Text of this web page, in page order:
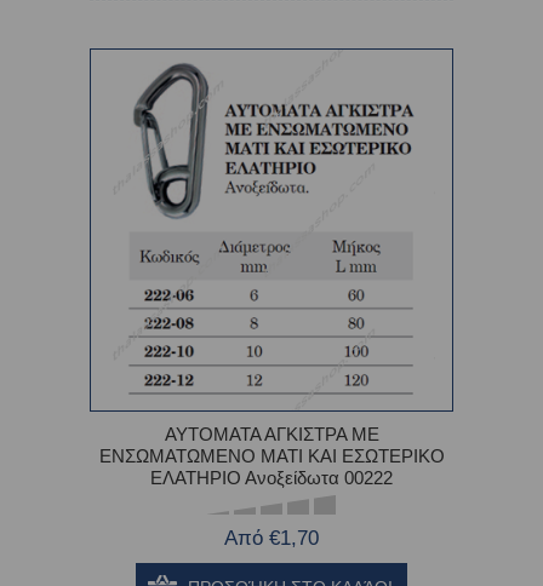
ΑΥΤΟΜΑΤΑ ΑΓΚΙΣΤΡΑ ΜΕ
ΕΝΣΩΜΑΤΩΜΕΝΟ ΜΑΤΙ ΚΑΙ ΕΣΩΤΕΡΙΚΟ
ΕΛΑΤΗΡΙΟ Ανοξείδωτα 00222
Από €1,70